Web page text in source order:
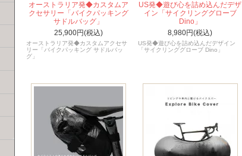
オーストラリア発◆カスタムア
クセサリー「バイクパッキング
サドルバッグ」
25,900円(税込)
オーストラリア発◆カスタムアクセサ
リー「バイクパッキング サドルバッ
グ」
US発◆遊び心を詰め込んだデザ
イン「サイクリンググローブ
Dino」
8,980円(税込)
US発◆遊び心を詰め込んだデザイン
「サイクリンググローブ Dino」